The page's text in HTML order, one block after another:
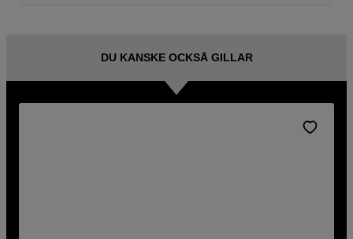
DU KANSKE OCKSÅ GILLAR